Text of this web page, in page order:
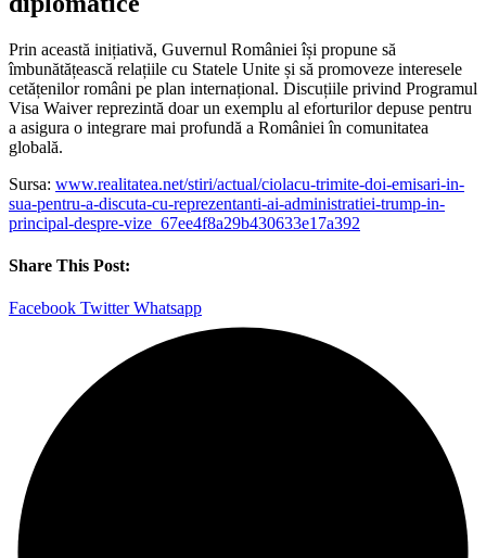
Prin această inițiativă, Guvernul României își propune să
îmbunătățească relațiile cu Statele Unite și să promoveze interesele
cetățenilor români pe plan internațional. Discuțiile privind Programul
Visa Waiver reprezintă doar un exemplu al eforturilor depuse pentru
a asigura o integrare mai profundă a României în comunitatea
globală.
Sursa: www.realitatea.net/stiri/actual/ciolacu-trimite-doi-emisari-in-
sua-pentru-a-discuta-cu-reprezentanti-ai-administratiei-trump-in-
principal-despre-vize_67ee4f8a29b430633e17a392
Share This Post:
Facebook Twitter Whatsapp